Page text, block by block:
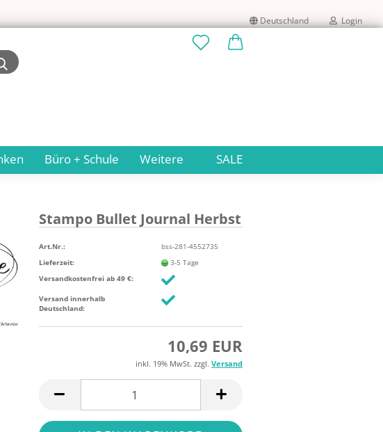
Deutschland Login
Konto erstellen
Suche...
Büro + Schule SALE
Weitere
Stam­po Bul­let Jour­nal Herbst
Art.Nr.:
bss-281-4552735
Lieferzeit:
3-5 Tage
Versandkostenfrei ab 49 €:
Versand innerhalb
Deutschland:
10,69 EUR
inkl. 19% MwSt. zzgl. Versand